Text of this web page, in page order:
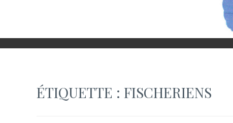
ÉTIQUETTE : FISCHERIENS